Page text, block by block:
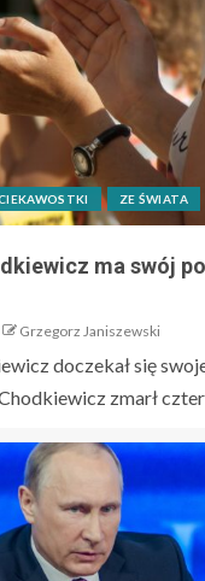
ZE ŚWIATA
ma swój
Grzegorz Janiszewski
doczekał się
zmarł